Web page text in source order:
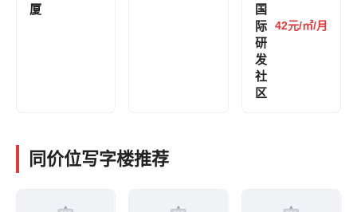
厦
国
际
研
发
社
区
42元/㎡/月
同价位写字楼推荐